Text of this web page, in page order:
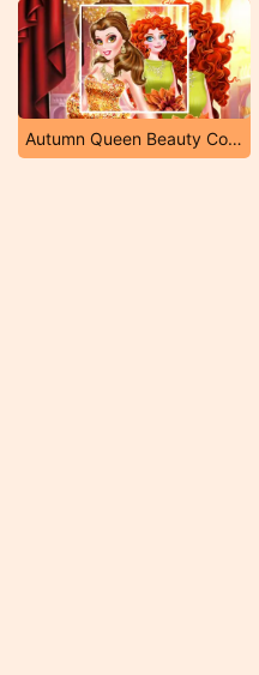
Autumn Queen Beauty Contest